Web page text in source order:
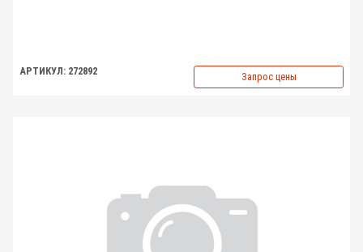
АРТИКУЛ: 272892 Запрос цены